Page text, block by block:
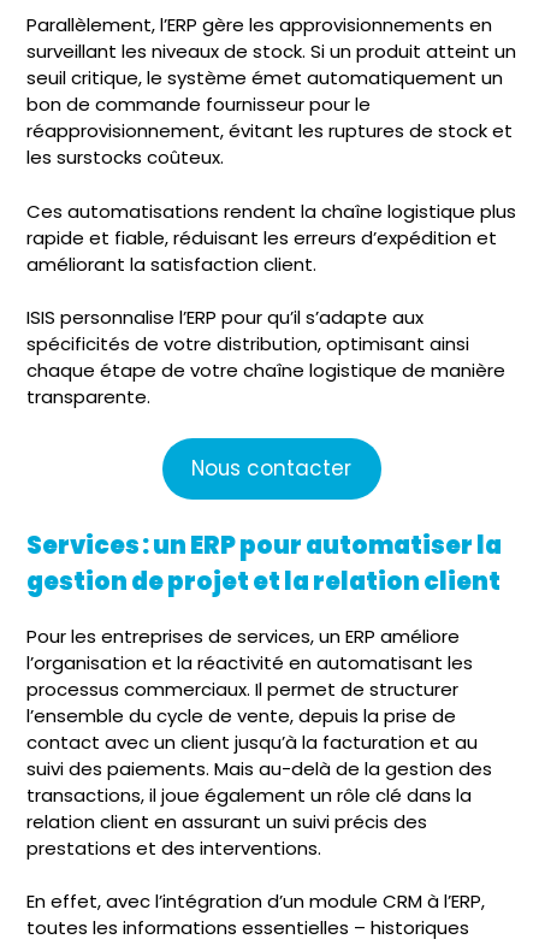
Parallèlement, l’ERP gère les approvisionnements en
surveillant les niveaux de stock. Si un produit atteint un
seuil critique, le système émet automatiquement un
bon de commande fournisseur pour le
réapprovisionnement, évitant les ruptures de stock et
les surstocks coûteux.
Ces automatisations rendent la chaîne logistique plus
rapide et fiable, réduisant les erreurs d’expédition et
améliorant la satisfaction client.
ISIS personnalise l’ERP pour qu’il s’adapte aux
spécificités de votre distribution, optimisant ainsi
chaque étape de votre chaîne logistique de manière
transparente.
Nous contacter
Services : un ERP pour automatiser la
gestion de projet et la relation client
Pour les entreprises de services, un ERP améliore
l’organisation et la réactivité en automatisant les
processus commerciaux. Il permet de structurer
l’ensemble du cycle de vente, depuis la prise de
contact avec un client jusqu’à la facturation et au
suivi des paiements. Mais au-delà de la gestion des
transactions, il joue également un rôle clé dans la
relation client en assurant un suivi précis des
prestations et des interventions.
En effet, avec l’intégration d’un module CRM à l’ERP,
toutes les informations essentielles – historiques